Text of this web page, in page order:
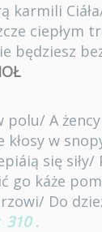
karmili
ciepłym
będziesz
polu/ A
w
się
go káże
Do
310 .